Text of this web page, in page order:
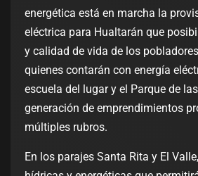
energética está en marcha la
eléctrica para Hualtarán que
y calidad de vida de los
quienes contarán con energía
escuela del lugar y el Parque de
generación de emprendimientos
múltiples rubros.
En los parajes Santa Rita y El